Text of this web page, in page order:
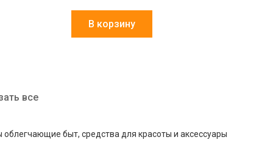
В корзину
все
быт, средства для красоты и аксессуары